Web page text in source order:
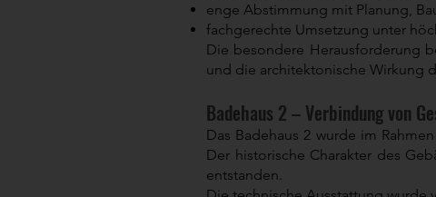
enge Abstimmung mit Planung,
fachgerechte Umsetzung unter
Die besondere Herausforderung
und die architektonische Wirkung
Badehaus 2 – Verbindung von
Das Badehaus 2 wurde im
Der historische Charakter des
entstanden.